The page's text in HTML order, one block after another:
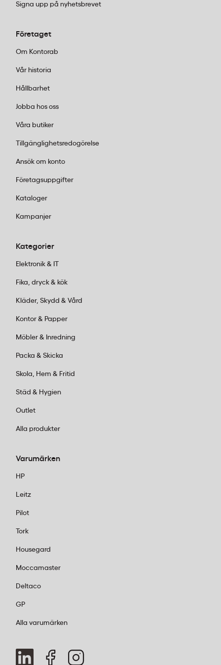
Signa upp på nyhetsbrevet
Företaget
Om Kontorab
Vår historia
Hållbarhet
Jobba hos oss
Våra butiker
Tillgänglighetsredogörelse
Ansök om konto
Företagsuppgifter
Kataloger
Kampanjer
Kategorier
Elektronik & IT
Fika, dryck & kök
Kläder, Skydd & Vård
Kontor & Papper
Möbler & Inredning
Packa & Skicka
Skola, Hem & Fritid
Städ & Hygien
Outlet
Alla produkter
Varumärken
HP
Leitz
Pilot
Tork
Housegard
Moccamaster
Deltaco
GP
Alla varumärken